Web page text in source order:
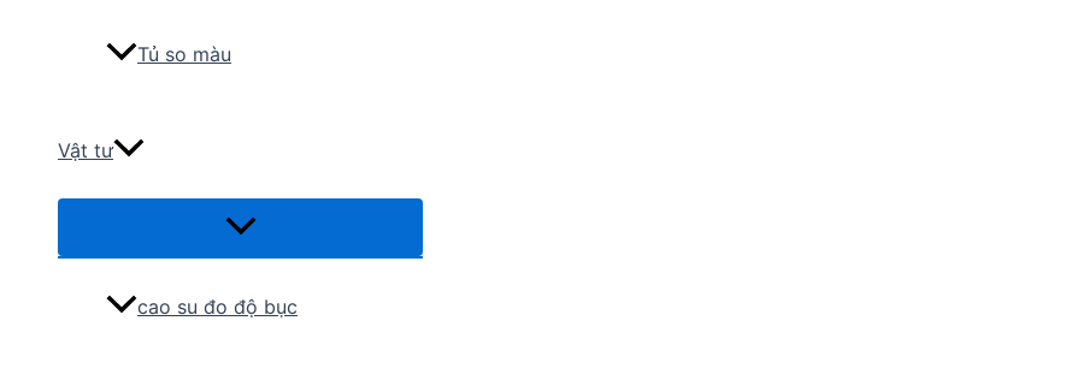
Tủ so màu
Vật tư
Menu
cao su đo độ bục